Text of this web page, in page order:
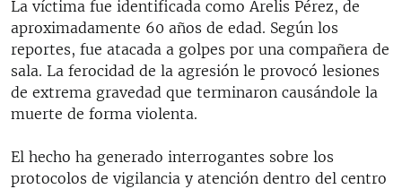
La víctima fue identificada como Arelis Pérez, de
aproximadamente 60 años de edad. Según los
reportes, fue atacada a golpes por una compañera de
sala. La ferocidad de la agresión le provocó lesiones
de extrema gravedad que terminaron causándole la
muerte de forma violenta.
El hecho ha generado interrogantes sobre los
protocolos de vigilancia y atención dentro del centro